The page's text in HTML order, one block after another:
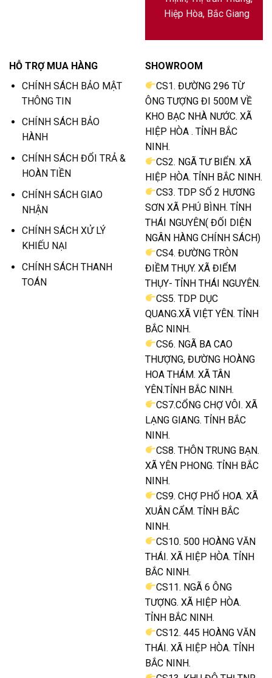
Hiệp Hòa, Bắc Giang
HỖ TRỢ MUA HÀNG
CHÍNH SÁCH BẢO MẬT
THÔNG TIN
CHÍNH SÁCH BẢO
HÀNH
CHÍNH SÁCH ĐỔI TRẢ &
HOÀN TIỀN
CHÍNH SÁCH GIAO
NHẬN
CHÍNH SÁCH XỬ LÝ
KHIẾU NẠI
CHÍNH SÁCH THANH
TOÁN
SHOWROOM
CS1. ĐƯỜNG 296 TỪ
ÔNG TƯỢNG ĐI 500M VỀ
KHO BẠC NHÀ NƯỚC. XÃ
HIỆP HÒA . TỈNH BẮC
NINH.
CS2. NGÃ TƯ BIỂN. XÃ
HIỆP HÒA. TỈNH BẮC NINH.
CS3. TDP SỐ 2 HƯƠNG
SƠN XÃ PHÚ BÌNH. TỈNH
THÁI NGUYÊN( ĐỐI DIỆN
NGÂN HÀNG CHÍNH SÁCH)
CS4. ĐƯỜNG TRÒN
ĐIỀM THỤY. XÃ ĐIỂM
THỤY- TỈNH THÁI NGUYÊN.
CS5. TDP DỤC
QUANG.XÃ VIỆT YÊN. TỈNH
BẮC NINH.
CS6. NGÃ BA CAO
THƯỢNG, ĐƯỜNG HOÀNG
HOA THÁM. XÃ TÂN
YÊN.TỈNH BẮC NINH.
CS7.CỔNG CHỢ VÔI. XÃ
LẠNG GIANG. TỈNH BẮC
NINH.
CS8. THÔN TRUNG BẠN.
XÃ YÊN PHONG. TỈNH BẮC
NINH.
CS9. CHỢ PHỐ HOA. XÃ
XUÂN CẨM. TỈNH BẮC
NINH.
CS10. 500 HOÀNG VĂN
THÁI. XÃ HIỆP HÒA. TỈNH
BẮC NINH.
CS11. NGÃ 6 ÔNG
TƯỢNG. XÃ HIỆP HÒA.
TỈNH BẮC NINH.
CS12. 445 HOÀNG VĂN
THÁI. XÃ HIỆP HÒA. TỈNH
BẮC NINH.